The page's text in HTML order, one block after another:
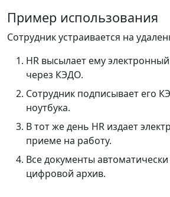
Пример использования
Сотрудник устраивается на
HR высылает ему
через КЭДО.
Сотрудник подписывает его
ноутбука.
В тот же день HR издает
приеме на работу.
Все документы
цифровой архив.